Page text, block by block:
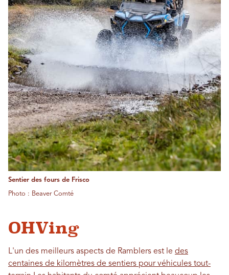
Sentier des fours de Frisco
Photo : Beaver Comté
OHVing
L'un des meilleurs aspects de Ramblers est le des
centaines de kilomètres de sentiers pour véhicules tout-